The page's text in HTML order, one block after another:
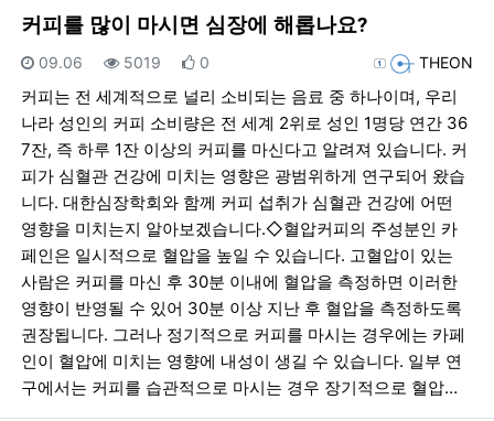
커피를 많이 마시면 심장에 해롭나요?
등록자THEON
등록일
09.06 조회
5019 추천
0
커피는 전 세계적으로 널리 소비되는 음료 중 하나이며, 우리
나라 성인의 커피 소비량은 전 세계 2위로 성인 1명당 연간 36
7잔, 즉 하루 1잔 이상의 커피를 마신다고 알려져 있습니다. 커
피가 심혈관 건강에 미치는 영향은 광범위하게 연구되어 왔습
니다. ​대한심장학회와 함께 커피 섭취가 심혈관 건강에 어떤
영향을 미치는지 알아보겠습니다.​◇혈압커피의 주성분인 카
페인은 일시적으로 혈압을 높일 수 있습니다. 고혈압이 있는
사람은 커피를 마신 후 30분 이내에 혈압을 측정하면 이러한
영향이 반영될 수 있어 30분 이상 지난 후 혈압을 측정하도록
권장됩니다. 그러나 정기적으로 커피를 마시는 경우에는 카페
인이 혈압에 미치는 영향에 내성이 생길 수 있습니다. 일부 연
구에서는 커피를 습관적으로 마시는 경우 장기적으로 혈압…